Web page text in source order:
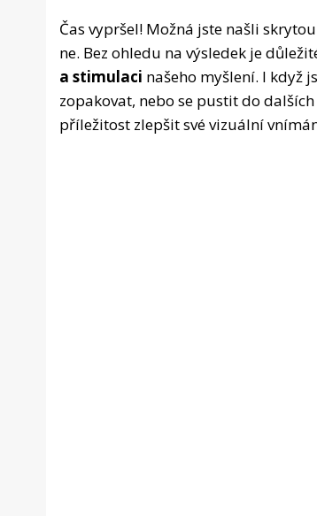
Čas vypršel! Možná jste našli
ne. Bez ohledu na výsledek je
a stimulaci našeho myšlení. I když
zopakovat, nebo se pustit do
příležitost zlepšit své vizuální